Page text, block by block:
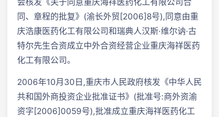
会核发《关于同意重庆海祥医药化工有限公司合
同、章程的批复》(渝长外贸[2006]8号),同意由重
庆浩康医药化工有限公司和瑞典人汉斯·维尔讷·古
特尔先生合资成立中外合资经营企业重庆海祥医药
化工有限公司。
2006年10月30日,重庆市人民政府核发《中华人民
共和国外商投资企业批准证书》(批准号:商外资渝
资字[2006]0059号),批准成立重庆海祥医药化工